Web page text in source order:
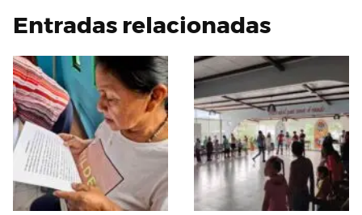
Entradas relacionadas